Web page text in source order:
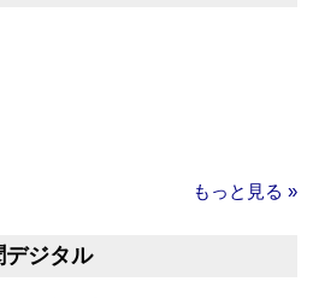
もっと見る »
デジタル